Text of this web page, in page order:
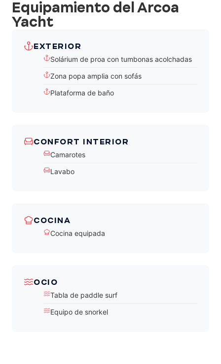
Equipamiento del Arcoa
Yacht
EXTERIOR
Solárium de proa con tumbonas acolchadas
Zona popa amplia con sofás
Plataforma de baño
CONFORT INTERIOR
Camarotes
Lavabo
COCINA
Cocina equipada
OCIO
Tabla de paddle surf
Equipo de snorkel